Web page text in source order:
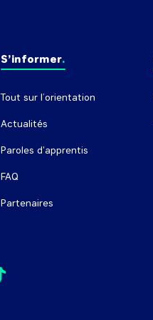
S’informer
Tout sur l’orientation
Actualités
Paroles d'apprentis
FAQ
Partenaires